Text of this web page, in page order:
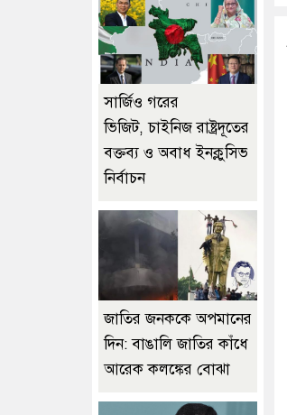
সার্জিও গরের
ভিজিট, চাইনিজ রাষ্ট্রদূতের
বক্তব্য ও অবাধ ইনক্লুসিভ
নির্বাচন
জাতির জনককে অপমানের
দিন: বাঙালি জাতির কাঁধে
আরেক কলঙ্কের বোঝা